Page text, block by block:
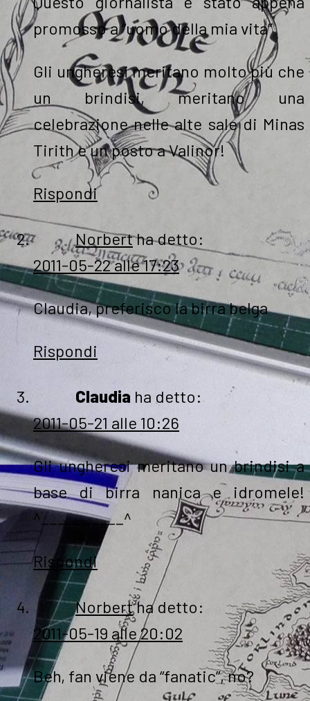
promosso a “uomo della mia vita”
Gli ungheresi meritano molto più che
un brindisi, meritano una
celebrazione nelle alte sale di Minas
Tirith e un posto a Valinor!
Rispondi
Norbertha detto:
2011-05-22 alle 17:23
Claudia, preferisco la birra belga
Rispondi
Claudia ha detto:
2011-05-21 alle 10:26
Gli ungheresi meritano un brindisi a
base di birra nanica e idromele!
^__________^
Rispondi
Norbertha detto:
2011-05-19 alle 20:02
Beh, fan viene da “fanatic”, no?